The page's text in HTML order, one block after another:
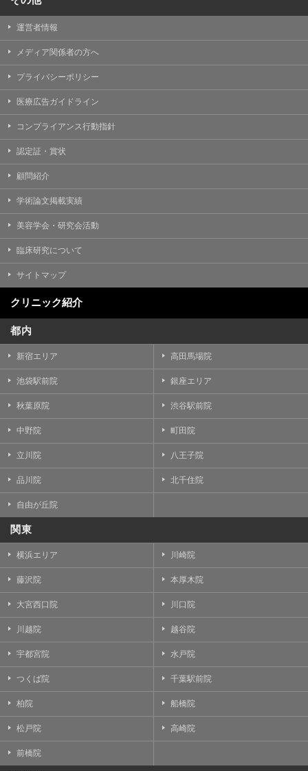
運営者情報
メディア関係者の方へ
プライバシーポリシー
医療広告ガイドライン
コンプライアンス行動指針
認定証・賞状
顧問紹介
学術論文掲載実績
美容学会・研究会活動
臨床研究について
サイトマップ
クリニック紹介
都内
新宿エリア 高田馬場院
池袋駅前院 銀座エリア
秋葉原院 渋谷駅前院
中野院 町田院
立川院 八王子院
品川院 北千住院
自由が丘院
関東
横浜エリア 川崎院
藤沢院 本厚木院
大宮西口院 川口院
川越院 越谷院
宇都宮院 水戸院
つくば院 千葉駅前院
柏院 船橋院
松戸院 高崎院
前橋院